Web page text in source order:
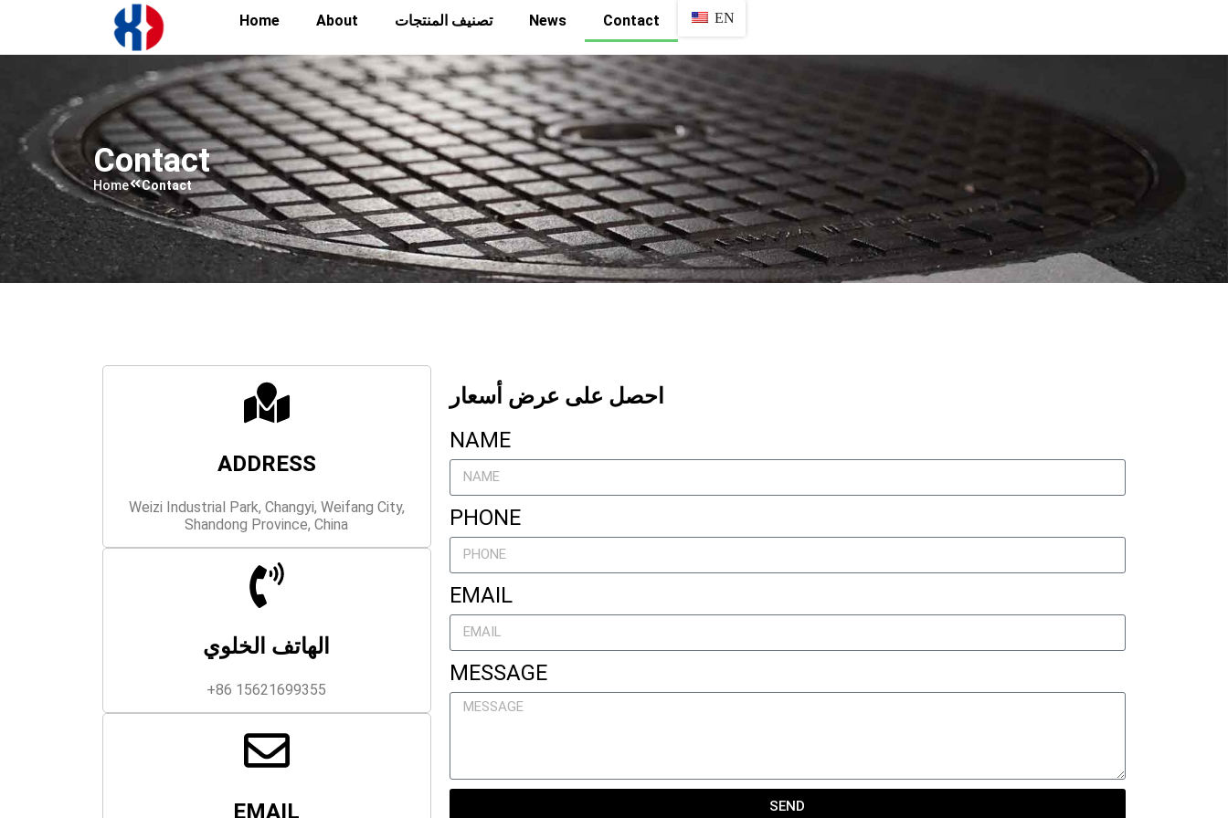
Home About تصنيف المنتجات News Contact EN
Contact
Home Contact
ADDRESS
Weizi Industrial Park, Changyi, Weifang City,
Shandong Province, China
الهاتف الخلوي
+86 15621699355
EMAIL
احصل على عرض أسعار
NAME
PHONE
EMAIL
MESSAGE
SEND